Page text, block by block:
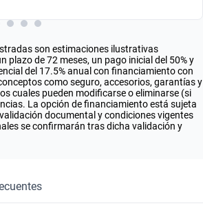
son estimaciones ilustrativas
plazo de 72 meses, un pago inicial del 50% y
del 17.5% anual con financiamiento con
como seguro, accesorios, garantías y
cuales pueden modificarse o eliminarse (si
La opción de financiamiento está sujeta
documental y condiciones vigentes
se confirmarán tras dicha validación y